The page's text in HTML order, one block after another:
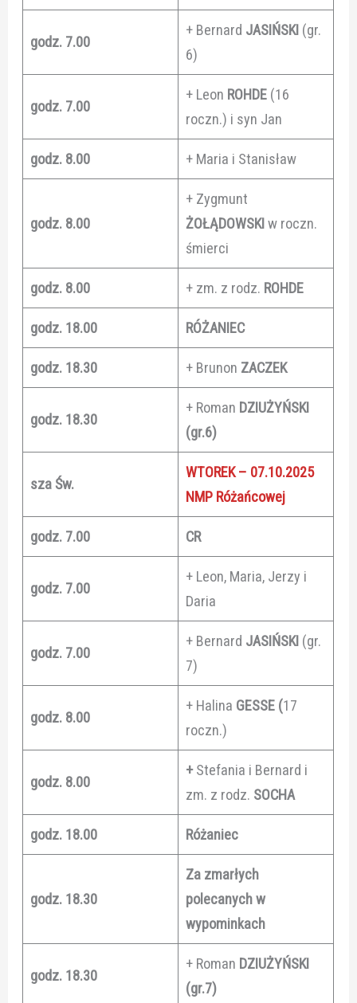
godz. 7.00
+ Bernard JASIŃSKI (gr.
6)
godz. 7.00
+ Leon ROHDE (16
roczn.) i syn Jan
godz. 8.00 + Maria i Stanisław
godz. 8.00
+ Zygmunt
ŻOŁĄDOWSKI w roczn.
śmierci
godz. 8.00 + zm. z rodz. ROHDE
godz. 18.00 RÓŻANIEC
godz. 18.30 + Brunon ZACZEK
godz. 18.30
+ Roman DZIUŻYŃSKI
(gr.6)
sza Św.
WTOREK – 07.10.2025
NMP Różańcowej
godz. 7.00 CR
godz. 7.00
+ Leon, Maria, Jerzy i
Daria
godz. 7.00
+ Bernard JASIŃSKI (gr.
7)
godz. 8.00
+ Halina GESSE (17
roczn.)
godz. 8.00
+Stefania i Bernard i
zm. z rodz. SOCHA
godz. 18.00 Różaniec
godz. 18.30
Za zmarłych
polecanych w
wypominkach
godz. 18.30
+ Roman DZIUŻYŃSKI
(gr.7)